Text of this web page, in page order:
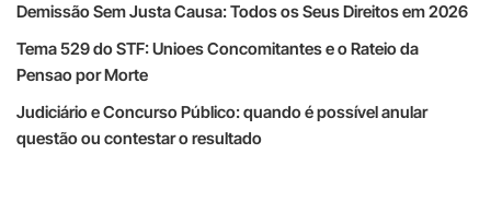
Demissão Sem Justa Causa: Todos os Seus Direitos em 2026
Tema 529 do STF: Unioes Concomitantes e o Rateio da
Pensao por Morte
Judiciário e Concurso Público: quando é possível anular
questão ou contestar o resultado